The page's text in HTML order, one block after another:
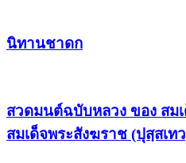
นิทานชาดก
สวดมนต์ฉบับหลวง ของ สม
สมเด็จพระสังฆราช (ปุสฺสเท